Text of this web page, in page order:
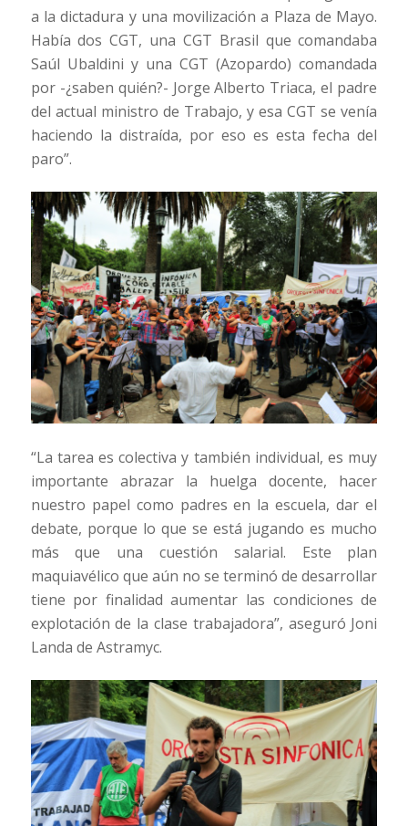
a la dictadura y una movilización a Plaza de Mayo.
Había dos CGT, una CGT Brasil que comandaba
Saúl Ubaldini y una CGT (Azopardo) comandada
por -¿saben quién?- Jorge Alberto Triaca, el padre
del actual ministro de Trabajo, y esa CGT se venía
haciendo la distraída, por eso es esta fecha del
paro”.
“La tarea es colectiva y también individual, es muy
importante abrazar la huelga docente, hacer
nuestro papel como padres en la escuela, dar el
debate, porque lo que se está jugando es mucho
más que una cuestión salarial. Este plan
maquiavélico que aún no se terminó de desarrollar
tiene por finalidad aumentar las condiciones de
explotación de la clase trabajadora”, aseguró Joni
Landa de Astramyc.